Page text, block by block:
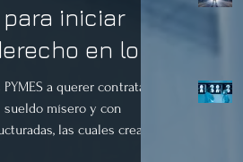
iniciar
en lo
a querer contratar
mísero y con
las cuales crean r